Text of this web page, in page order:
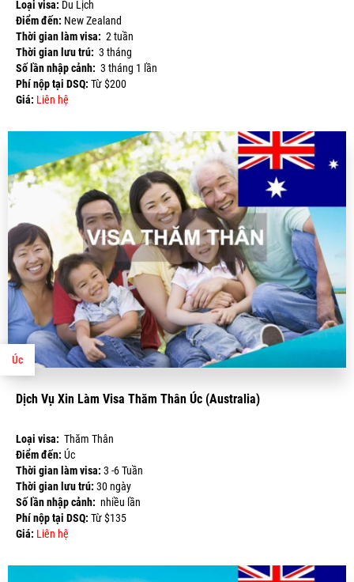
Loại visa: Du Lịch
Điểm đến: New Zealand
Thời gian làm visa: 2 tuần
Thời gian lưu trú: 3 tháng
Số lần nhập cảnh: 3 tháng 1 lần
Phí nộp tại DSQ: Từ $200
Giá: Liên hệ
Úc
Dịch Vụ Xin Làm Visa Thăm Thân Úc (Australia)
Loại visa: Thăm Thân
Điểm đến: Úc
Thời gian làm visa: 3 -6 Tuần
Thời gian lưu trú: 30 ngày
Số lần nhập cảnh: nhiều lần
Phí nộp tại DSQ: Từ $135
Giá: Liên hệ